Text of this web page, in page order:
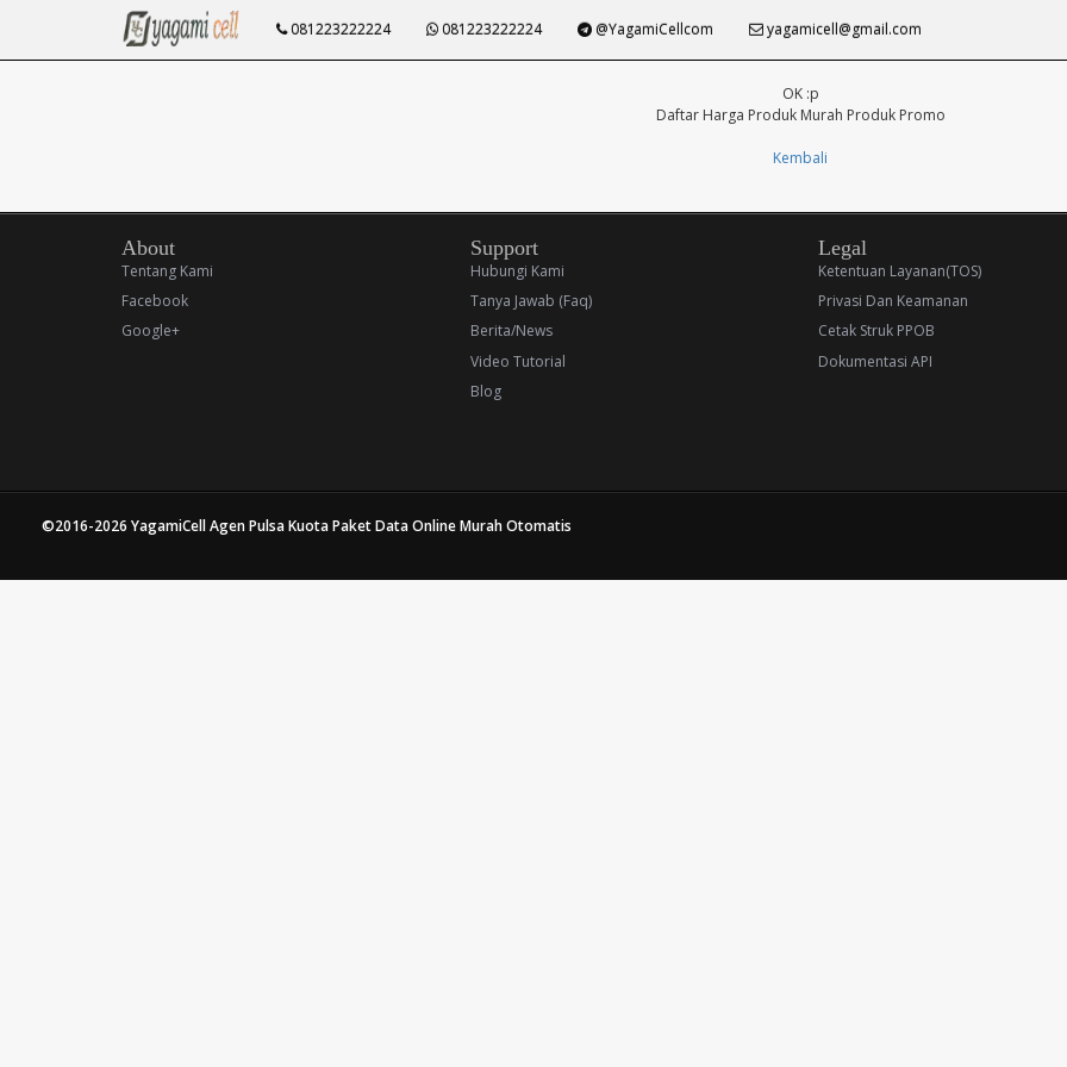
081223222224 081223222224 @YagamiCellcom yagamicell@gmail.com
OK :p
Daftar Harga Produk Murah Produk Promo
Kembali
About
Tentang Kami
Facebook
Google+
Support
Hubungi Kami
Tanya Jawab (Faq)
Berita/News
Video Tutorial
Blog
Legal
Ketentuan Layanan(TOS)
Privasi Dan Keamanan
Cetak Struk PPOB
Dokumentasi API
©2016-2026 YagamiCell Agen Pulsa Kuota Paket Data Online Murah Otomatis